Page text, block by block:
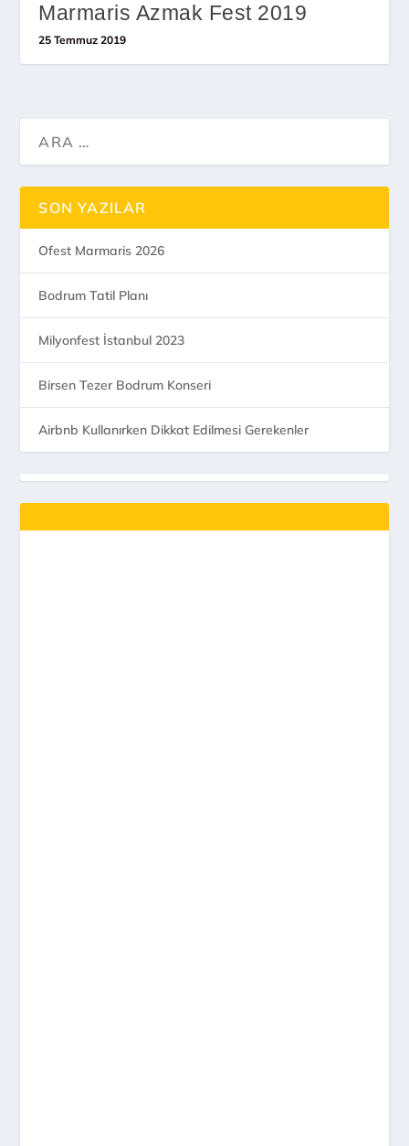
Marmaris Azmak Fest 2019
25 Temmuz 2019
SON YAZILAR
Ofest Marmaris 2026
Bodrum Tatil Planı
Milyonfest İstanbul 2023
Birsen Tezer Bodrum Konseri
Airbnb Kullanırken Dikkat Edilmesi Gerekenler